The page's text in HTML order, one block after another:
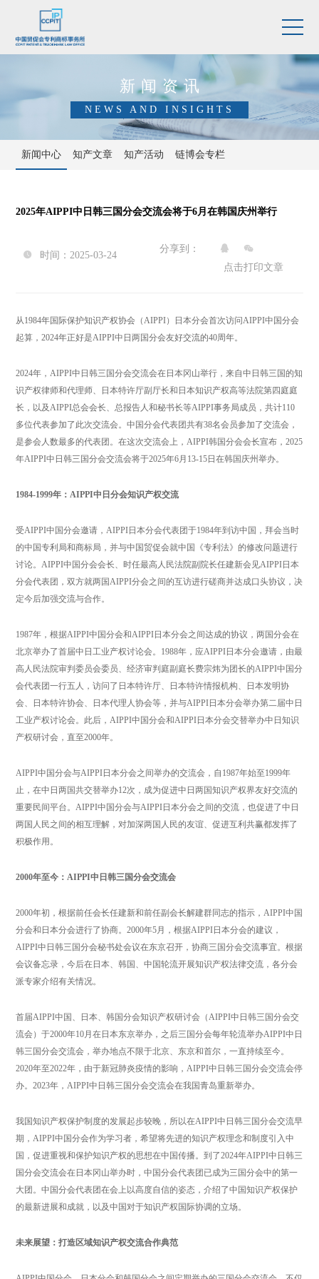
新闻资讯
NEWS AND INSIGHTS
新闻中心 知产文章 知产活动 链博会专栏
2025年AIPPI中日韩三国分会交流会将于6月在韩国庆州举行
 时间：2025-03-24
分享到：  
点击打印文章
从1984年国际保护知识产权协会（AIPPI）日本分会首次访问AIPPI中国分会
起算，2024年正好是AIPPI中日两国分会友好交流的40周年。
2024年，AIPPI中日韩三国分会交流会在日本冈山举行，来自中日韩三国的知
识产权律师和代理师、日本特许厅副厅长和日本知识产权高等法院第四庭庭
长，以及AIPPI总会会长、总报告人和秘书长等AIPPI事务局成员，共计110
多位代表参加了此次交流会。中国分会代表团共有38名会员参加了交流会，
是参会人数最多的代表团。在这次交流会上，AIPPI韩国分会会长宣布，2025
年AIPPI中日韩三国分会交流会将于2025年6月13-15日在韩国庆州举办。
1984-1999年：AIPPI中日分会知识产权交流
受AIPPI中国分会邀请，AIPPI日本分会代表团于1984年到访中国，拜会当时
的中国专利局和商标局，并与中国贸促会就中国《专利法》的修改问题进行
讨论。AIPPI中国分会会长、时任最高人民法院副院长任建新会见AIPPI日本
分会代表团，双方就两国AIPPI分会之间的互访进行磋商并达成口头协议，决
定今后加强交流与合作。
1987年，根据AIPPI中国分会和AIPPI日本分会之间达成的协议，两国分会在
北京举办了首届中日工业产权讨论会。1988年，应AIPPI日本分会邀请，由最
高人民法院审判委员会委员、经济审判庭副庭长费宗炜为团长的AIPPI中国分
会代表团一行五人，访问了日本特许厅、日本特许情报机构、日本发明协
会、日本特许协会、日本代理人协会等，并与AIPPI日本分会举办第二届中日
工业产权讨论会。此后，AIPPI中国分会和AIPPI日本分会交替举办中日知识
产权研讨会，直至2000年。
AIPPI中国分会与AIPPI日本分会之间举办的交流会，自1987年始至1999年
止，在中日两国共交替举办12次，成为促进中日两国知识产权界友好交流的
重要民间平台。AIPPI中国分会与AIPPI日本分会之间的交流，也促进了中日
两国人民之间的相互理解，对加深两国人民的友谊、促进互利共赢都发挥了
积极作用。
2000年至今：AIPPI中日韩三国分会交流会
2000年初，根据前任会长任建新和前任副会长解建群同志的指示，AIPPI中国
分会和日本分会进行了协商。2000年5月，根据AIPPI日本分会的建议，
AIPPI中日韩三国分会秘书处会议在东京召开，协商三国分会交流事宜。根据
会议备忘录，今后在日本、韩国、中国轮流开展知识产权法律交流，各分会
派专家介绍有关情况。
首届AIPPI中国、日本、韩国分会知识产权研讨会（AIPPI中日韩三国分会交
流会）于2000年10月在日本东京举办，之后三国分会每年轮流举办AIPPI中日
韩三国分会交流会，举办地点不限于北京、东京和首尔，一直持续至今。
2020年至2022年，由于新冠肺炎疫情的影响，AIPPI中日韩三国分会交流会停
办。2023年，AIPPI中日韩三国分会交流会在我国青岛重新举办。
我国知识产权保护制度的发展起步较晚，所以在AIPPI中日韩三国分会交流早
期，AIPPI中国分会作为学习者，希望将先进的知识产权理念和制度引入中
国，促进重视和保护知识产权的思想在中国传播。到了2024年AIPPI中日韩三
国分会交流会在日本冈山举办时，中国分会代表团已成为三国分会中的第一
大团。中国分会代表团在会上以高度自信的姿态，介绍了中国知识产权保护
的最新进展和成就，以及中国对于知识产权国际协调的立场。
未来展望：打造区域知识产权交流合作典范